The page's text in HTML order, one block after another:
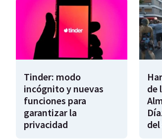
Tinder: modo
incógnito y nuevas
funciones para
garantizar la
privacidad
de